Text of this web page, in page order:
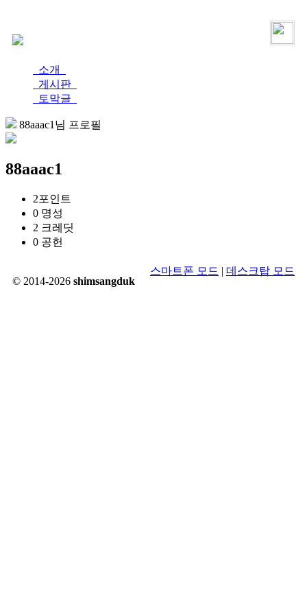
소개
게시판
토막글
88aaac1님 프로필
88aaac1
2포인트
0 명성
2 크레딧
0 공헌
© 2014-2026 shimsangduk
스마트폰 모드 | 데스크탑 모드